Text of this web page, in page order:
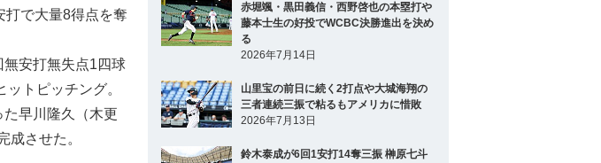
打で大量8得点を奪
安打無失点1四球
トピッチング。
早川隆久（木更
成させた。
赤堀颯・黒田義信・西野啓也の本塁打や
藤本士生の好投でWCBC決勝進出を決め
る
2026年7月14日
山里宝の前日に続く2打点や大城海翔の
三者連続三振で粘るもアメリカに惜敗
2026年7月13日
鈴木泰成が6回1安打14奪三振 榊原七斗